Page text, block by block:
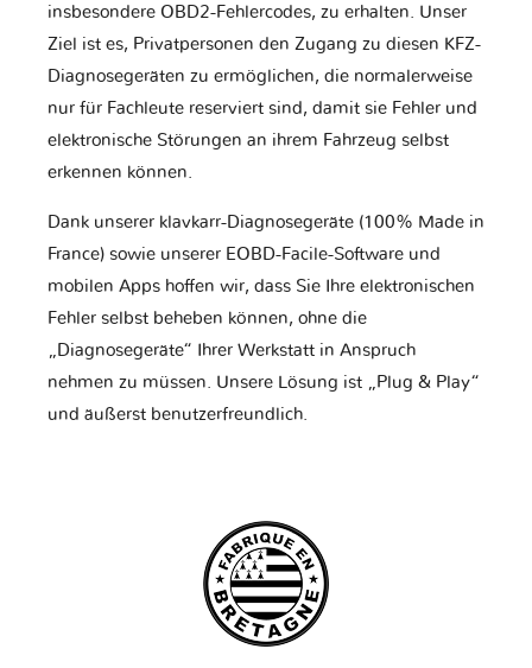
insbesondere OBD2-Fehlercodes, zu erhalten. Unser
Ziel ist es, Privatpersonen den Zugang zu diesen KFZ-
Diagnosegeräten zu ermöglichen, die normalerweise
nur für Fachleute reserviert sind, damit sie Fehler und
elektronische Störungen an ihrem Fahrzeug selbst
erkennen können.
Dank unserer klavkarr-Diagnosegeräte (100% Made in
France) sowie unserer EOBD-Facile-Software und
mobilen Apps hoffen wir, dass Sie Ihre elektronischen
Fehler selbst beheben können, ohne die
„Diagnosegeräte“ Ihrer Werkstatt in Anspruch
nehmen zu müssen. Unsere Lösung ist „Plug & Play“
und äußerst benutzerfreundlich.